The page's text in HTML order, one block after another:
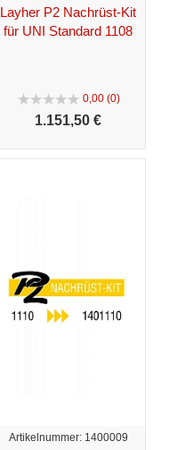
Layher P2 Nachrüst-Kit
für UNI Standard 1108
0,00 (0)
1.151,50 €
Artikelnummer: 1400009